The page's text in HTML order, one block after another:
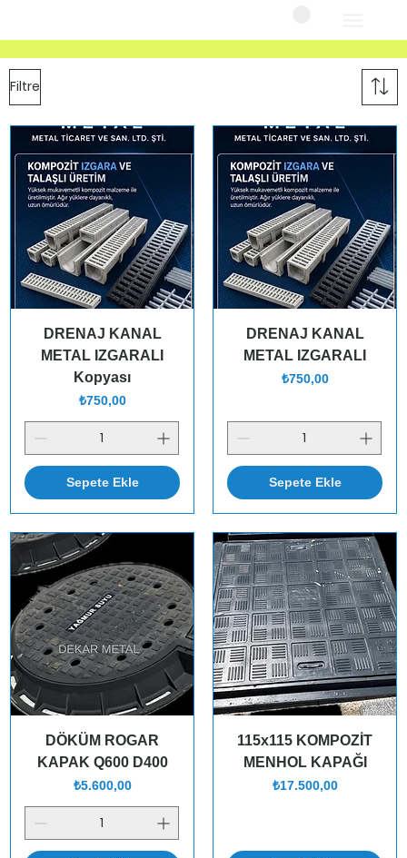
Filtre
DRENAJ KANAL
METAL IZGARALI
Kopyası
Fiyat
₺750,00
Sepete Ekle
DRENAJ KANAL
METAL IZGARALI
Fiyat
₺750,00
Sepete Ekle
DÖKÜM ROGAR
KAPAK Q600 D400
Fiyat
₺5.600,00
115x115 KOMPOZİT
MENHOL KAPAĞI
Fiyat
₺17.500,00